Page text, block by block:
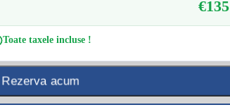
€135
Toate taxele incluse !
Rezerva acum